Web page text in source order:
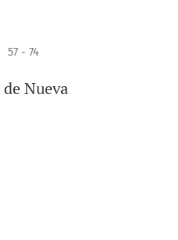
57 - 74
Nueva